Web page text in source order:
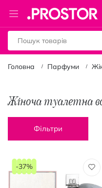
Toggle
Nav
Головна Парфуми
Жіноча туалетна
Фільтри
-37%